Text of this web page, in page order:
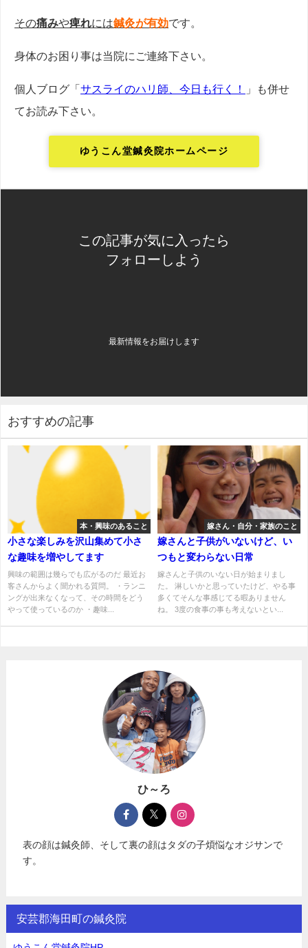
その痛みや痺れには鍼灸が有効です。
身体のお困り事は当院にご連絡下さい。
個人ブログ「 サスライのハリ師、今日も行く！
」も併せ
てお読み下さい。
ゆうこん堂鍼灸院ホームページ
この記事が気に入ったら
フォローしよう
最新情報をお届けします
おすすめの記事
本・興味のあること
小さな楽しみを沢山集めて小さ
な趣味を増やしてます
興味の範囲は幾らでも広がるのだ 最近お
客さんからよく聞かれる質問。 ・ランニ
ングが出来なくなって、その時間をどう
やって使っているのか ・趣味...
嫁さん・自分・家族のこと
嫁さんと子供がいないけど、い
つもと変わらない日常
嫁さんと子供のいない日が始まりまし
た。 淋しいかと思っていたけど、やる事
多くてそんな事感じてる暇ありません
ね。 3度の食事の事も考えないとい...
ひ～ろ
表の顔は鍼灸師、そして裏の顔はタダの子煩悩なオジサンで
す。
安芸郡海田町の鍼灸院